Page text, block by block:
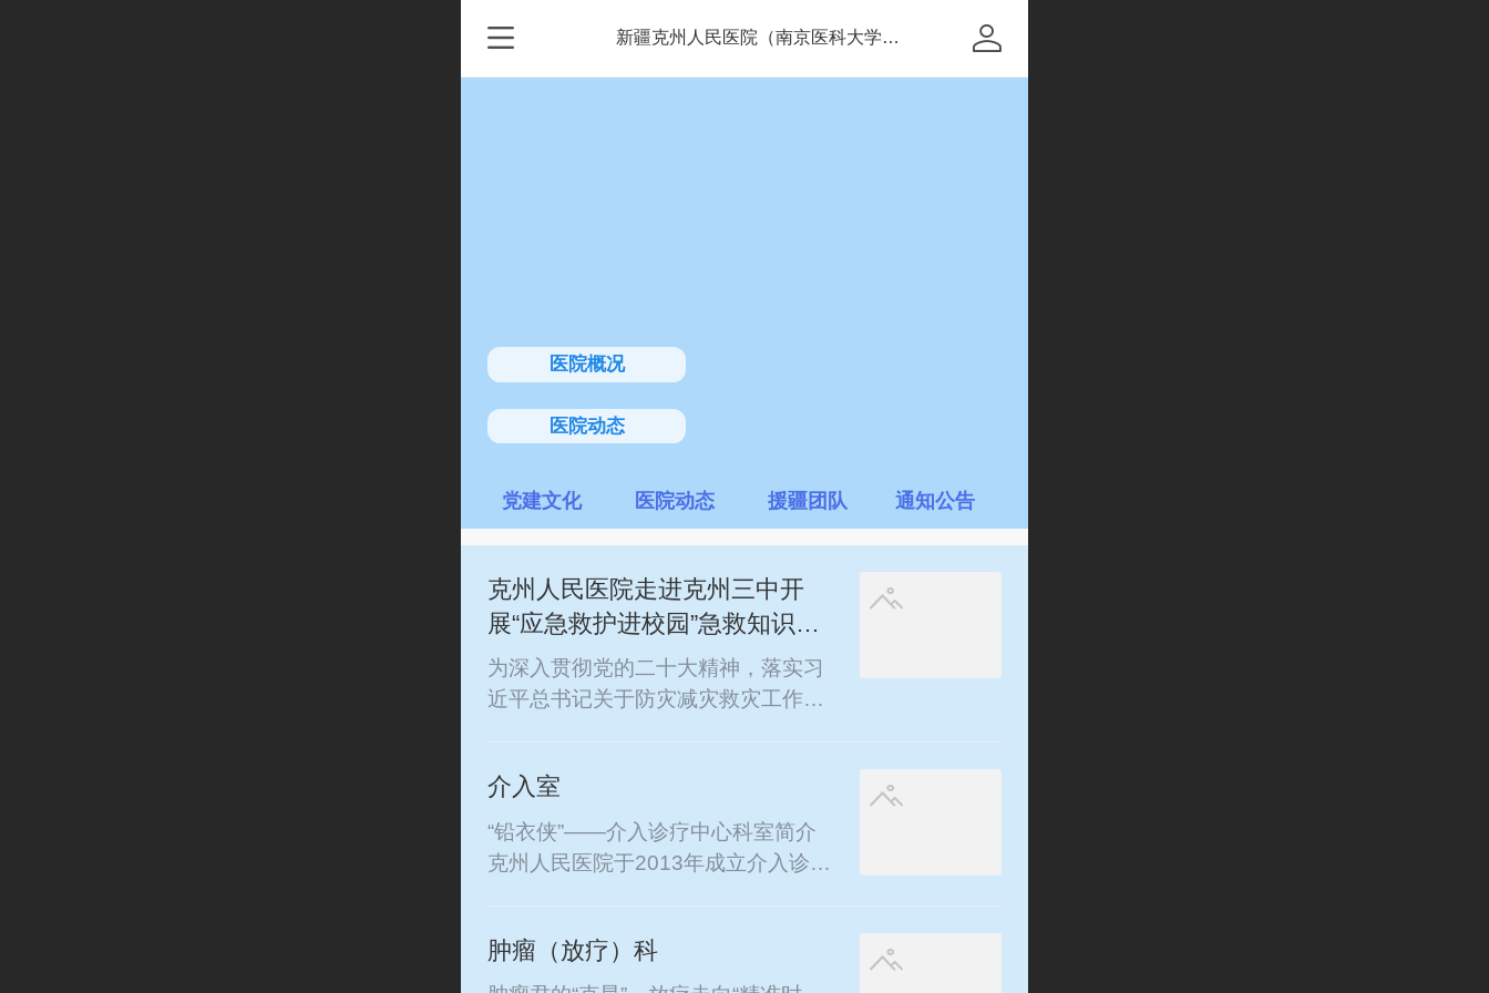
新疆克州人民医院（南京医科大学附属克州人民医院）
医院概况
医院动态
党建文化 医院动态 援疆团队 通知公告
克州人民医院走进克州三中开
展“应急救护进校园”急救知识培
训
为深入贯彻党的二十大精神，落实习
近平总书记关于防灾减灾救灾工作重
走深走实，进一步提升广大师生健康
素养、防灾避险和自救互救技能，切
实保护师生生命安全和身心健康。20
丁格尔志愿护理服务团队赴克州三
中，为900余名军训学生进行了心肺
介入室
“铅衣侠”——介入诊疗中心科室简介
克州人民医院于2013年成立介入诊疗
神经介入、外周介入等诊疗工作，是
集手术护理、教学科研为一体的专业
肿瘤（放疗）科